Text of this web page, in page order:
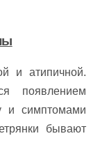
и атипичной.
появлением
и симптомами
бывают